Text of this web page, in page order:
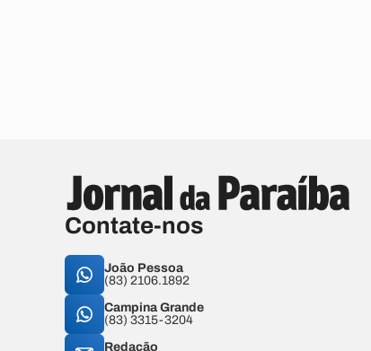
Contate-nos
João Pessoa
(83) 2106.1892
Campina Grande
(83) 3315-3204
Redação